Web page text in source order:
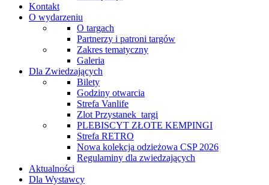
Kontakt
O wydarzeniu
O targach
Partnerzy i patroni targów
Zakres tematyczny
Galeria
Dla Zwiedzających
Bilety
Godziny otwarcia
Strefa Vanlife
Zlot Przystanek_targi
PLEBISCYT ZŁOTE KEMPINGI
Strefa RETRO
Nowa kolekcja odzieżowa CSP 2026
Regulaminy dla zwiedzających
Aktualności
Dla Wystawcy